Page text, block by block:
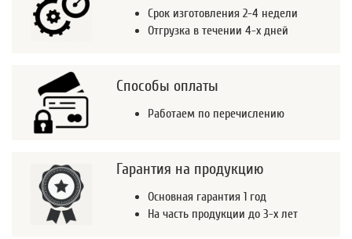
Срок изготовления 2-4 недели
Отгрузка в течении 4-х дней
Способы оплаты
Работаем по перечислению
Гарантия на продукцию
Основная гарантия 1 год
На часть продукции до 3-х лет